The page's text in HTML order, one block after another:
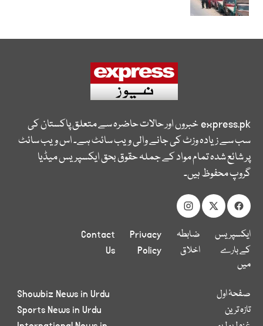
express.pkخبروں اور حالات حاضرہ سے متعلق پاکستان کی
سب سے زیادہ وزٹ کی جانے والی ویب سائٹ ہے۔ اس ویب سائٹ
پر شائع شدہ تمام مواد کے جملہ حقوق بحق ایکسپریس میڈیا
گروپ محفوظ ہیں۔
ایکسپریس
کے بارے
میں
ضابطہ
اخلاق
Privacy
Policy
Contact
Us
صفحۂ اول
تازہ ترین
Showbiz News in Urdu
Sports News in Urdu